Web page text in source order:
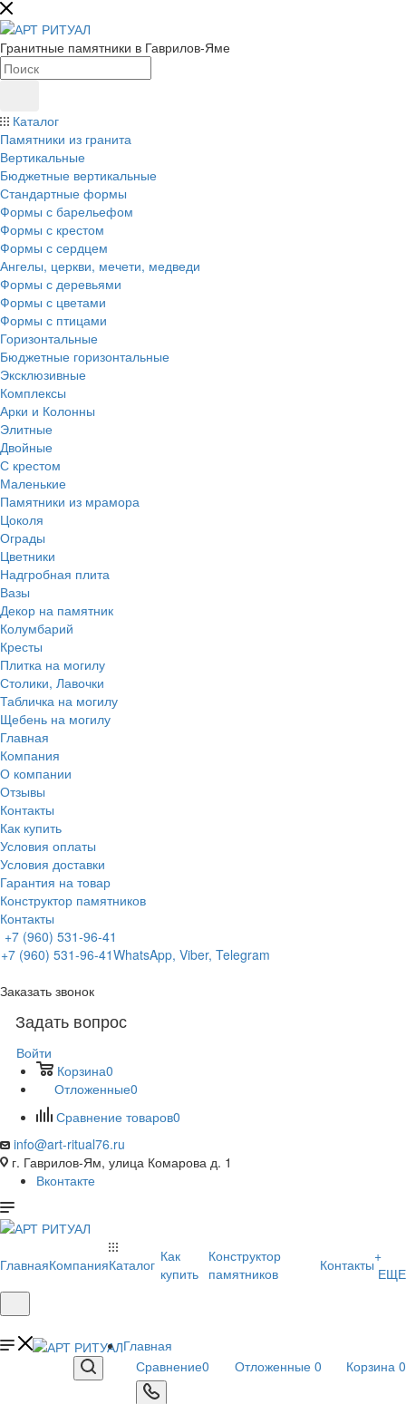
Гранитные памятники в Гаврилов-Яме
Каталог
Памятники из гранита
Вертикальные
Бюджетные вертикальные
Стандартные формы
Формы с барельефом
Формы с крестом
Формы с сердцем
Ангелы, церкви, мечети, медведи
Формы с деревьями
Формы с цветами
Формы с птицами
Горизонтальные
Бюджетные горизонтальные
Эксклюзивные
Комплексы
Арки и Колонны
Элитные
Двойные
С крестом
Маленькие
Памятники из мрамора
Цоколя
Ограды
Цветники
Надгробная плита
Вазы
Декор на памятник
Колумбарий
Кресты
Плитка на могилу
Столики, Лавочки
Табличка на могилу
Щебень на могилу
Главная
Компания
О компании
Отзывы
Контакты
Как купить
Условия оплаты
Условия доставки
Гарантия на товар
Конструктор памятников
Контакты
+7 (960) 531-96-41
+7 (960) 531-96-41WhatsApp, Viber, Telegram
Заказать звонок
Задать вопрос
Войти
Корзина0
Отложенные0
Сравнение товаров0
info@art-ritual76.ru
г. Гаврилов-Ям, улица Комарова д. 1
Вконтакте
ГлавнаяКомпанияКаталог Как
купить
Конструктор
памятников
Контакты+
ЕЩЕ
Сравнение0 Отложенные 0 Корзина 0
Главная